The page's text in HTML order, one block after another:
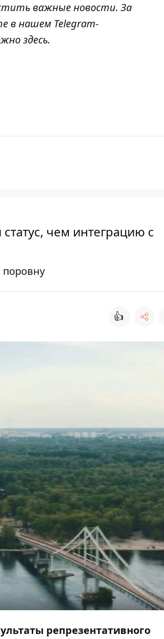
важные новости. За
в нашем Telegram-
здесь.
чем интеграцию с
поровну
👍
репрезентативного